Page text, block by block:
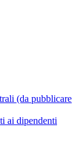
(da pubblicare
ai dipendenti